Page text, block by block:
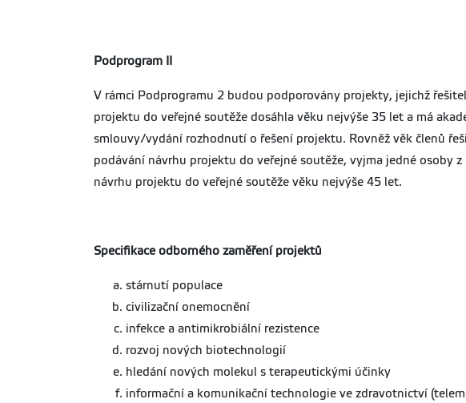
Podprogram II
V rámci Podprogramu 2 budou podporovány projekty, jejichž
projektu do veřejné soutěže dosáhla věku nejvýše 35 let a má
smlouvy/vydání rozhodnutí o řešení projektu. Rovněž věk členů
podávání návrhu projektu do veřejné soutěže, vyjma jedné osoby
návrhu projektu do veřejné soutěže věku nejvýše 45 let.
Specifikace odborného zaměření projektů
stárnutí populace
civilizační onemocnění
infekce a antimikrobiální rezistence
rozvoj nových biotechnologií
hledání nových molekul s terapeutickými účinky
informační a komunikační technologie ve zdravotnictví